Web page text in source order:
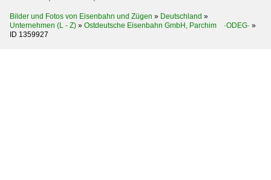
Bilder und Fotos von Eisenbahn und Zügen » Deutschland »
Unternehmen (L - Z) » Ostdeutsche Eisenbahn GmbH, Parchim ·ODEG· »
ID 1359927